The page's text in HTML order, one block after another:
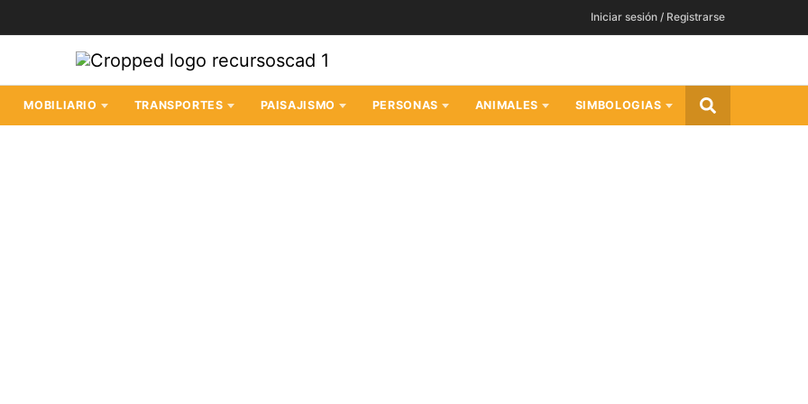
Iniciar sesión / Registrarse
MOBILIARIO TRANSPORTES PAISAJISMO PERSONAS ANIMALES SIMBOLOGIAS